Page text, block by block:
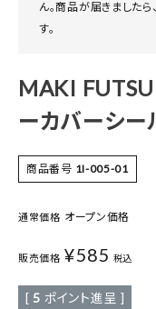
ん。商品が届きました
す。
MAKI
ーカバーシー
商品番号 1I-005-01
通常価格 オープン価格
販売価格 ¥585 税込
[ 5 ポイント進呈 ]